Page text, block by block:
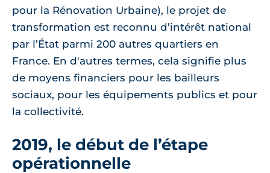
pour la Rénovation Urbaine), le projet de
transformation est reconnu d’intérêt national
par l’État parmi 200 autres quartiers en
France. En d'autres termes, cela signifie plus
de moyens financiers pour les bailleurs
sociaux, pour les équipements publics et pour
la collectivité.
2019, le début de l’étape
opérationnelle